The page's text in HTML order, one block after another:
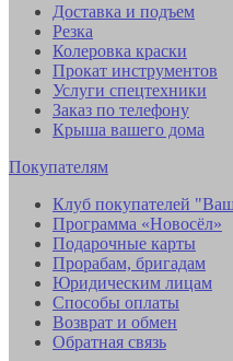
Доставка и подъем
Резка
Колеровка краски
Прокат инструментов
Услуги спецтехники
Заказ по телефону
Крыша вашего дома
Покупателям
Клуб покупателей
Программа «Новосёл»
Подарочные карты
Прорабам, бригадам
Юридическим лицам
Способы оплаты
Возврат и обмен
Обратная связь